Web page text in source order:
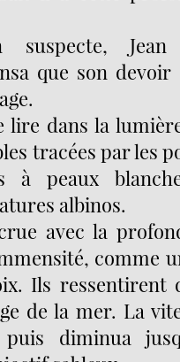
suspecte,
que son
lire dans la
tracées par les
à peaux
albinos.
avec la
comme
Ils ressentirent
de la mer. La
diminua